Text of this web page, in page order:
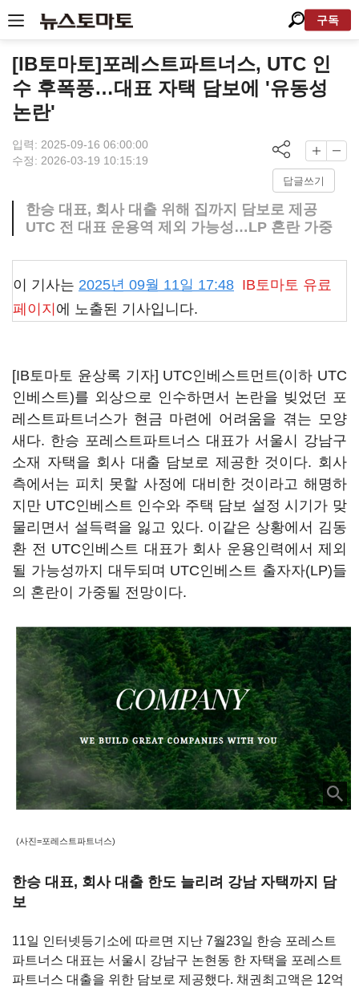
구독
[IB토마토]포레스트파트너스, UTC 인
수 후폭풍…대표 자택 담보에 '유동성
논란'
입력: 2025-09-16 06:00:00
수정: 2026-03-19 10:15:19
답글쓰기
한승 대표, 회사 대출 위해 집까지 담보로 제공
UTC 전 대표 운용역 제외 가능성…LP 혼란 가중
이 기사는 2025년 09월 11일 17:48 IB토마토 유료
페이지 에 노출된 기사입니다.
[IB토마토 윤상록 기자] UTC인베스트먼트(이하 UTC
인베스트)를 외상으로 인수하면서 논란을 빚었던 포
레스트파트너스가 현금 마련에 어려움을 겪는 모양
새다. 한승 포레스트파트너스 대표가 서울시 강남구
소재 자택을 회사 대출 담보로 제공한 것이다. 회사
측에서는 피치 못할 사정에 대비한 것이라고 해명하
지만 UTC인베스트 인수와 주택 담보 설정 시기가 맞
물리면서 설득력을 잃고 있다. 이같은 상황에서 김동
환 전 UTC인베스트 대표가 회사 운용인력에서 제외
될 가능성까지 대두되며 UTC인베스트 출자자(LP)들
의 혼란이 가중될 전망이다.
(사진=포레스트파트너스)
한승 대표, 회사 대출 한도 늘리려 강남 자택까지 담
보
11일 인터넷등기소에 따르면 지난 7월23일 한승 포레스트
파트너스 대표는 서울시 강남구 논현동 한 자택을 포레스트
파트너스 대출을 위한 담보로 제공했다. 채권최고액은 12억